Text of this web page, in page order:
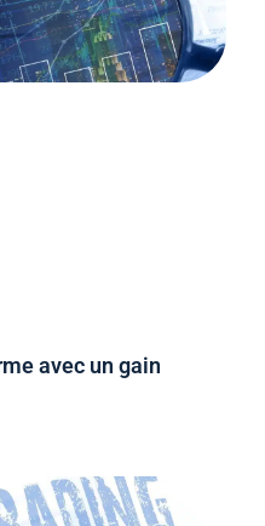
avec un gain